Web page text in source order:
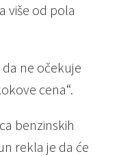
više od pola
ne očekuje
cena“.
benzinskih
rekla je da će